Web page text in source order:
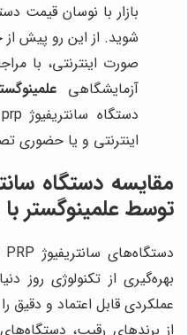
بازار با نوسان قیمت
شوید. از این رو پیش از
صورت اینترنتی، با
آزمایشگاهی
اینترنتی و یا حضوری
توسطعلمینوگستر
دستگاه‌های سانتریفیوژ PRP تولید شده توسط
بهره‌گیری از تکنولوژی روز
عملکردی قابل اعتماد و دقیق
از برندهای رقیب، دستگاه‌های